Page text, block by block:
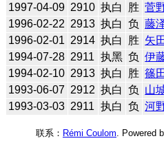
1997-04-09 2910 执白 胜 菅
1996-02-22 2913 执白 负 藤
1996-02-01 2914 执白 胜 矢
1994-07-28 2911 执黑 负 伊
1994-02-10 2913 执白 胜 篠
1993-06-07 2912 执白 负 山
1993-03-03 2911 执白 负 河
联系： Rémi Coulom . Powered